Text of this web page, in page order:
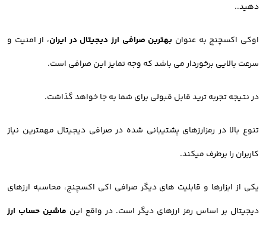
دهید..
اوکی اکسچنج به عنوان بهترین صرافی ارز دیجیتال در ایران، از امنیت و
سرعت بالایی برخوردار می باشد که وجه تمایز این صرافی است.
در نتیجه تجربه ترید قابل قبولی برای شما به جا خواهد گذاشت.
تنوع بالا در رمزارزهای پشتیبانی شده در صرافی دیجیتال مهمترین نیاز
کاربران را برطرف میکند.
یکی از ابزارها و قابلیت های دیگر صرافی اکی اکسچنج، محاسبه ارزهای
دیجیتال بر اساس رمز ارزهای دیگر است. در واقع این ماشین حساب ارز